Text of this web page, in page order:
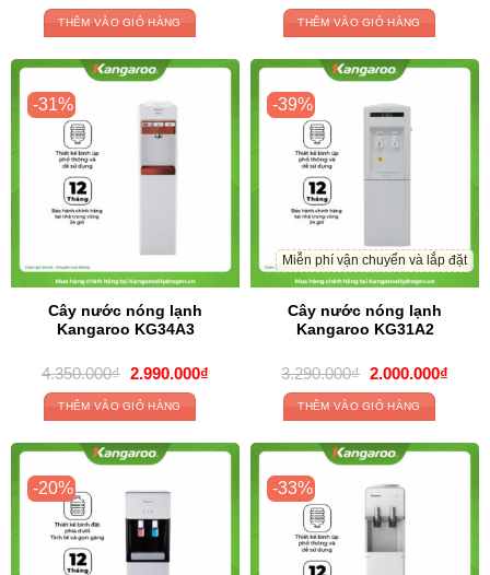
price
was:
6.800.000₫.
4.550.000₫.
THÊM VÀO GIỎ HÀNG
price
was:
9.890.000₫.
THÊM VÀO GIỎ HÀNG
-31%
Cây nước nóng lạnh
Kangaroo KG34A3
4.350.000₫ Original
price
was:
4.350.000₫.
2.990.000₫Current
2.990.000₫.
THÊM VÀO GIỎ HÀNG
-39%
Miễn phí vận chuyển và lắp đặt
Cây nước nóng lạnh
Kangaroo KG31A2
3.290.000₫ Original
price
was:
3.290.000₫.
2.000.000₫
THÊM VÀO GIỎ HÀNG
-20% -33%